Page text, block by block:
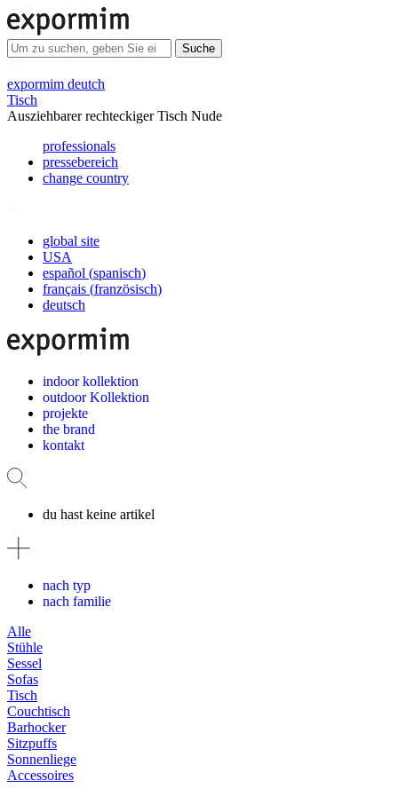
Suche
expormim deutch
Tisch
Ausziehbarer rechteckiger Tisch Nude
professionals
pressebereich
change country
global site
USA
español (spanisch)
français (französisch)
deutsch
indoor kollektion
outdoor Kollektion
projekte
the brand
kontakt
du hast keine artikel
nach typ
nach familie
Alle
Stühle
Sessel
Sofas
Tisch
Couchtisch
Barhocker
Sitzpuffs
Sonnenliege
Accessoires